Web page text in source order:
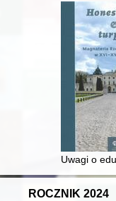
z rodu ŚlązakaUwagi o
ROCZNIK 2024